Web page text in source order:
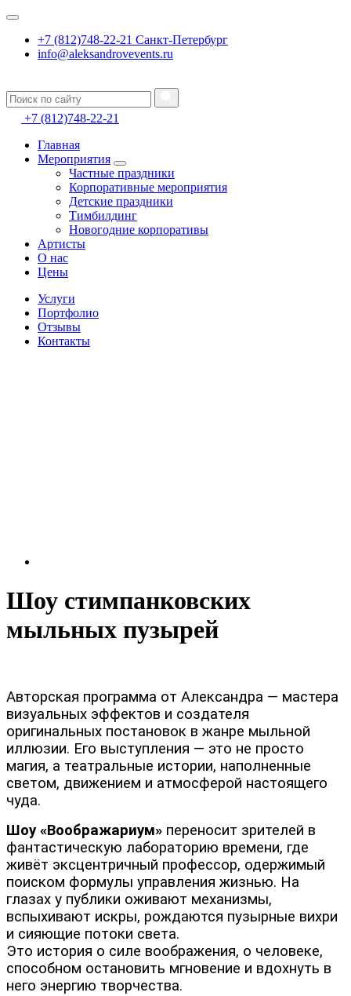
+7 (812)748-22-21 Санкт-Петербург
info@aleksandrovevents.ru
+7 (812)748-22-21
Главная
Мероприятия
Частные праздники
Корпоративные мероприятия
Детские праздники
Тимбилдинг
Новогодние корпоративы
Артисты
О нас
Цены
Услуги
Портфолио
Отзывы
Контакты
Шоу стимпанковских
мыльных пузырей
Авторская программа от Александра — мастера
визуальных эффектов и создателя
оригинальных постановок в жанре мыльной
иллюзии. Его выступления — это не просто
магия, а театральные истории, наполненные
светом, движением и атмосферой настоящего
чуда.
Шоу «Воображариум» переносит зрителей в
фантастическую лабораторию времени, где
живёт эксцентричный профессор, одержимый
поиском формулы управления жизнью. На
глазах у публики оживают механизмы,
вспыхивают искры, рождаются пузырные вихри
и сияющие потоки света.
Это история о силе воображения, о человеке,
способном остановить мгновение и вдохнуть в
него энергию творчества.